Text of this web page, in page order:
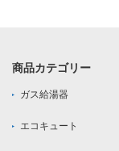
商品カテゴリー
ガス給湯器
エコキュート